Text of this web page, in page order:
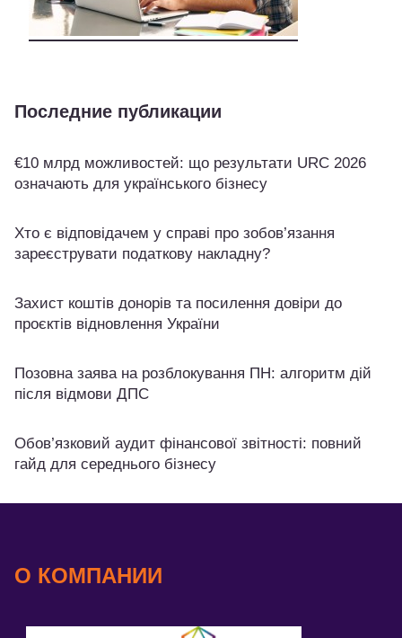
Последние публикации
€10 млрд можливостей: що результати URC 2026
означають для українського бізнесу
Хто є відповідачем у справі про зобов’язання
зареєструвати податкову накладну?
Захист коштів донорів та посилення довіри до
проєктів відновлення України
Позовна заява на розблокування ПН: алгоритм дій
після відмови ДПС
Обов’язковий аудит фінансової звітності: повний
гайд для середнього бізнесу
О КОМПАНИИ